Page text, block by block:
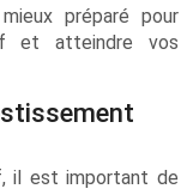
préparé pour
et atteindre vos
il est important de